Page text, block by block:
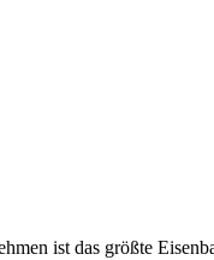
ist das größte